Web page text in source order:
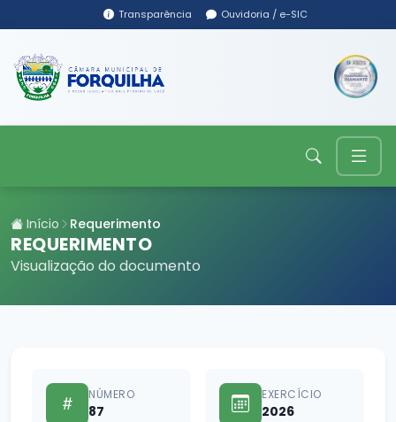
Transparência Ouvidoria / e-SIC
Início Requerimento
REQUERIMENTO
Visualização do documento
NÚMERO
87
EXERCÍCIO
2026